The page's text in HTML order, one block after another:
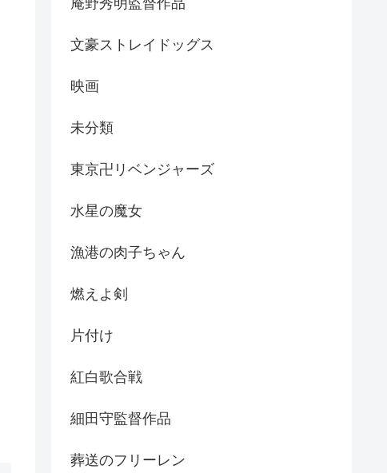
文豪ストレイドッグス
映画
未分類
東京卍リベンジャーズ
水星の魔女
漁港の肉子ちゃん
燃えよ剣
片付け
紅白歌合戦
細田守監督作品
葬送のフリーレン